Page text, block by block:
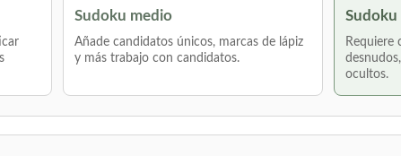
Sudoku medio
Añade candidatos únicos, marcas de lápiz
y más trabajo con candidatos.
Sudoku
Requiere
ocultos.